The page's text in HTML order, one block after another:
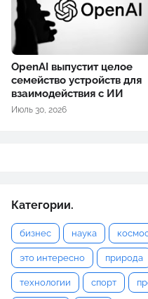
OpenAI выпустит целое
семейство устройств для
взаимодействия с ИИ
Июль 30, 2026
Категории.
бизнес наука
это интересно природа
технологии спорт